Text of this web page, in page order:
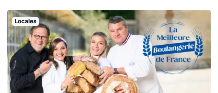
Locales